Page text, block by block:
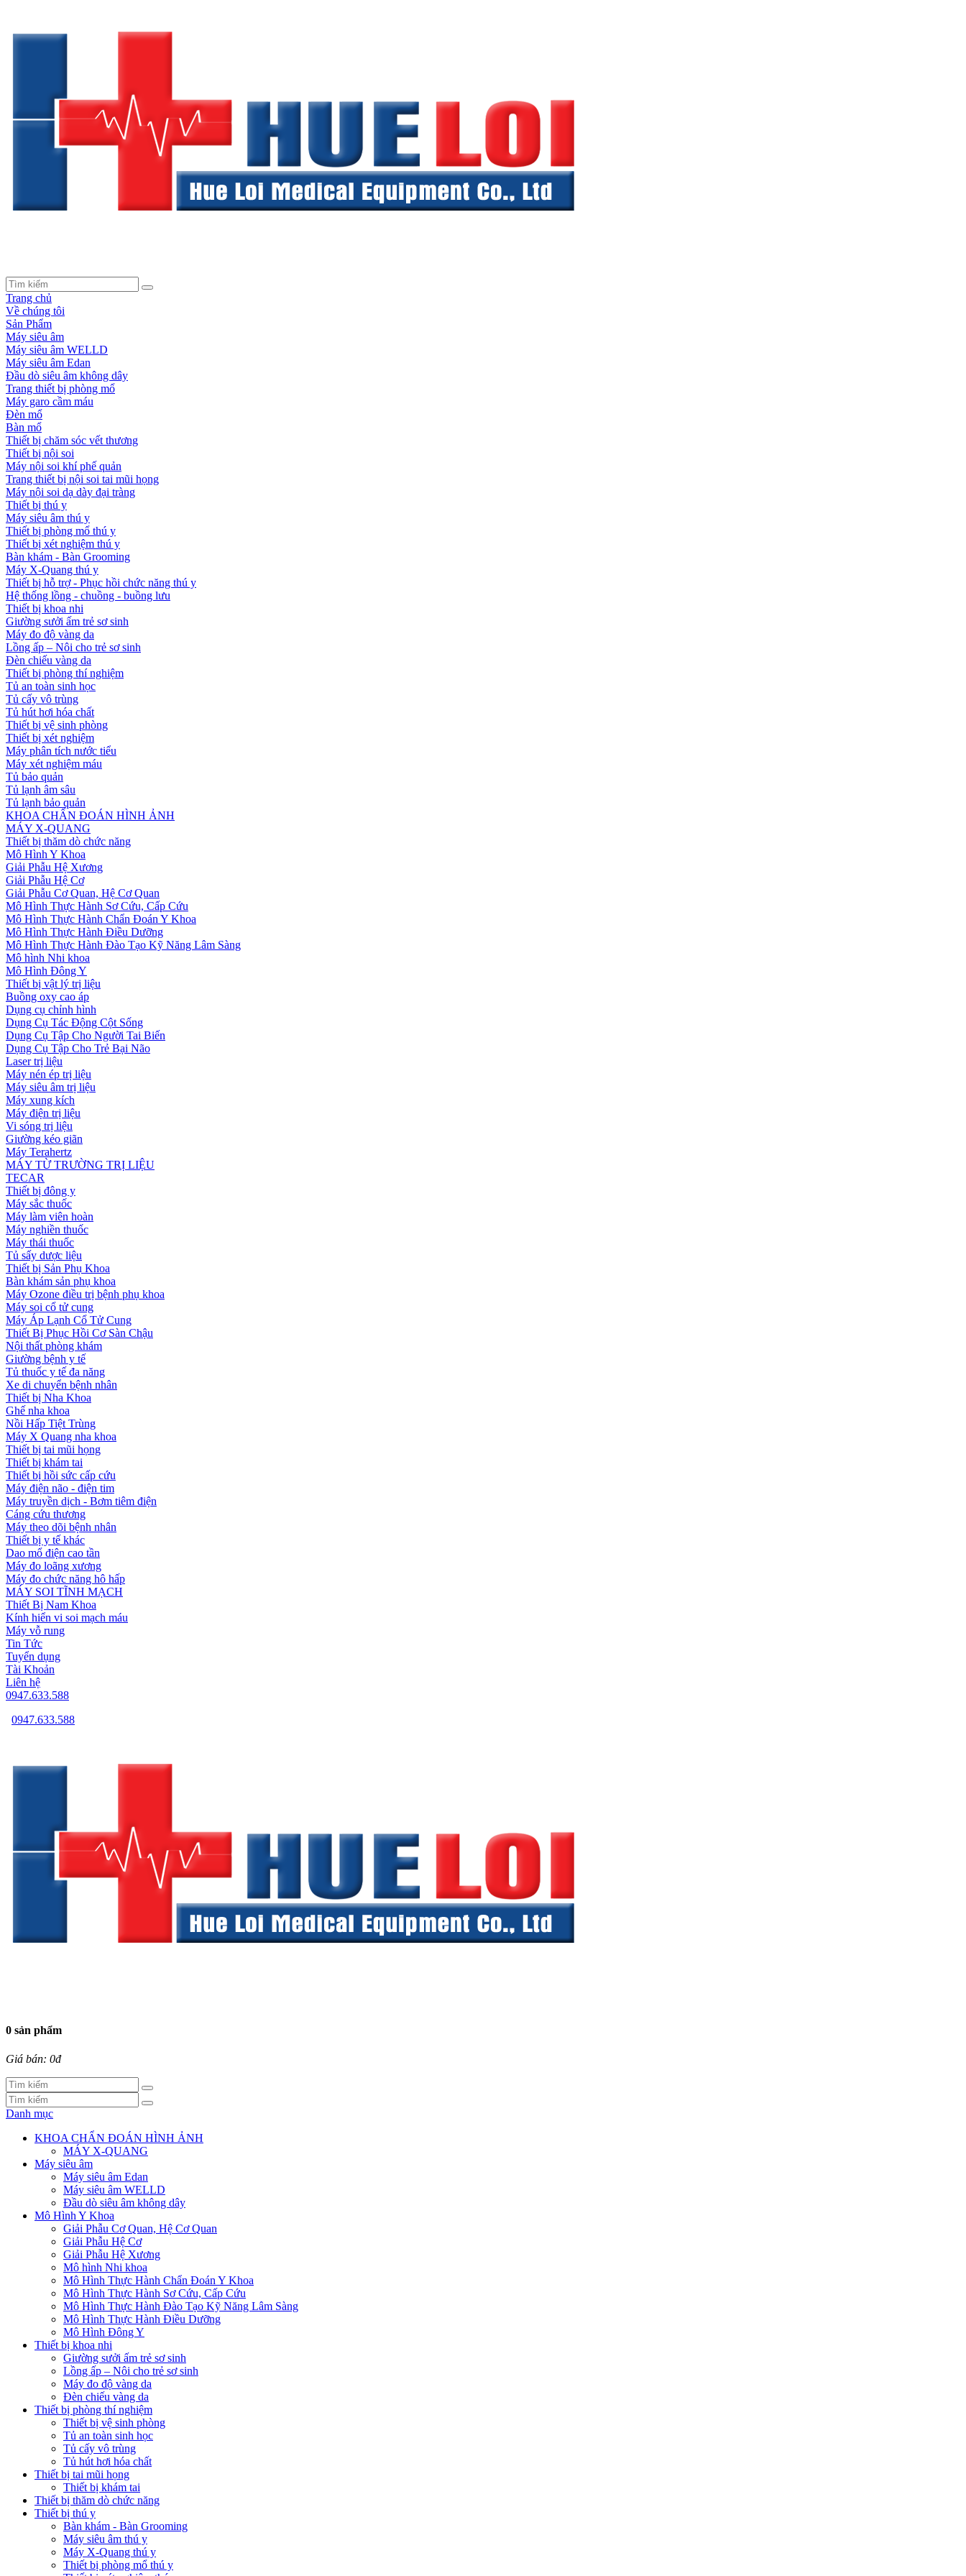
Trang chủ
Về chúng tôi
Sản Phẩm
Máy siêu âm
Máy siêu âm WELLD
Máy siêu âm Edan
Đầu dò siêu âm không dây
Trang thiết bị phòng mổ
Máy garo cầm máu
Đèn mổ
Bàn mổ
Thiết bị chăm sóc vết thương
Thiết bị nội soi
Máy nội soi khí phế quản
Trang thiết bị nội soi tai mũi họng
Máy nội soi dạ dày đại tràng
Thiết bị thú y
Máy siêu âm thú y
Thiết bị phòng mổ thú y
Thiết bị xét nghiệm thú y
Bàn khám - Bàn Grooming
Máy X-Quang thú y
Thiết bị hỗ trợ - Phục hồi chức năng thú y
Hệ thống lồng - chuồng - buồng lưu
Thiết bị khoa nhi
Giường sưởi ấm trẻ sơ sinh
Máy đo độ vàng da
Lồng ấp – Nôi cho trẻ sơ sinh
Đèn chiếu vàng da
Thiết bị phòng thí nghiệm
Tủ an toàn sinh học
Tủ cấy vô trùng
Tủ hút hơi hóa chất
Thiết bị vệ sinh phòng
Thiết bị xét nghiệm
Máy phân tích nước tiểu
Máy xét nghiệm máu
Tủ bảo quản
Tủ lạnh âm sâu
Tủ lạnh bảo quản
KHOA CHẨN ĐOÁN HÌNH ẢNH
MÁY X-QUANG
Thiết bị thăm dò chức năng
Mô Hình Y Khoa
Giải Phẫu Hệ Xương
Giải Phẫu Hệ Cơ
Giải Phẫu Cơ Quan, Hệ Cơ Quan
Mô Hình Thực Hành Sơ Cứu, Cấp Cứu
Mô Hình Thực Hành Chẩn Đoán Y Khoa
Mô Hình Thực Hành Điều Dưỡng
Mô Hình Thực Hành Đào Tạo Kỹ Năng Lâm Sàng
Mô hình Nhi khoa
Mô Hình Đông Y
Thiết bị vật lý trị liệu
Buồng oxy cao áp
Dụng cụ chỉnh hình
Dụng Cụ Tác Động Cột Sống
Dụng Cụ Tập Cho Người Tai Biến
Dụng Cụ Tập Cho Trẻ Bại Não
Laser trị liệu
Máy nén ép trị liệu
Máy siêu âm trị liệu
Máy xung kích
Máy điện trị liệu
Vi sóng trị liệu
Giường kéo giãn
Máy Terahertz
MÁY TỪ TRƯỜNG TRỊ LIỆU
TECAR
Thiết bị đông y
Máy sắc thuốc
Máy làm viên hoàn
Máy nghiền thuốc
Máy thái thuốc
Tủ sấy dược liệu
Thiết bị Sản Phụ Khoa
Bàn khám sản phụ khoa
Máy Ozone điều trị bệnh phụ khoa
Máy soi cổ tử cung
Máy Áp Lạnh Cổ Tử Cung
Thiết Bị Phục Hồi Cơ Sàn Chậu
Nội thất phòng khám
Giường bệnh y tế
Tủ thuốc y tế đa năng
Xe di chuyển bệnh nhân
Thiết bị Nha Khoa
Ghế nha khoa
Nồi Hấp Tiệt Trùng
Máy X Quang nha khoa
Thiết bị tai mũi họng
Thiết bị khám tai
Thiết bị hồi sức cấp cứu
Máy điện não - điện tim
Máy truyền dịch - Bơm tiêm điện
Cáng cứu thương
Máy theo dõi bệnh nhân
Thiết bị y tế khác
Dao mổ điện cao tần
Máy đo loãng xương
Máy đo chức năng hô hấp
MÁY SOI TĨNH MẠCH
Thiết Bị Nam Khoa
Kính hiển vi soi mạch máu
Máy vỗ rung
Tin Tức
Tuyển dụng
Tài Khoản
Liên hệ
0947.633.588
0947.633.588
0 sản phẩm
Giá bán: 0đ
Danh mục
KHOA CHẨN ĐOÁN HÌNH ẢNH
MÁY X-QUANG
Máy siêu âm
Máy siêu âm Edan
Máy siêu âm WELLD
Đầu dò siêu âm không dây
Mô Hình Y Khoa
Giải Phẫu Cơ Quan, Hệ Cơ Quan
Giải Phẫu Hệ Cơ
Giải Phẫu Hệ Xương
Mô hình Nhi khoa
Mô Hình Thực Hành Chẩn Đoán Y Khoa
Mô Hình Thực Hành Sơ Cứu, Cấp Cứu
Mô Hình Thực Hành Đào Tạo Kỹ Năng Lâm Sàng
Mô Hình Thực Hành Điều Dưỡng
Mô Hình Đông Y
Thiết bị khoa nhi
Giường sưởi ấm trẻ sơ sinh
Lồng ấp – Nôi cho trẻ sơ sinh
Máy đo độ vàng da
Đèn chiếu vàng da
Thiết bị phòng thí nghiệm
Thiết bị vệ sinh phòng
Tủ an toàn sinh học
Tủ cấy vô trùng
Tủ hút hơi hóa chất
Thiết bị tai mũi họng
Thiết bị khám tai
Thiết bị thăm dò chức năng
Thiết bị thú y
Bàn khám - Bàn Grooming
Máy siêu âm thú y
Máy X-Quang thú y
Thiết bị phòng mổ thú y